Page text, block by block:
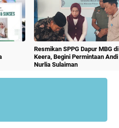
Resmikan SPPG Dapur MBG di
Keera, Begini Permintaan Andi
Nurlia Sulaiman